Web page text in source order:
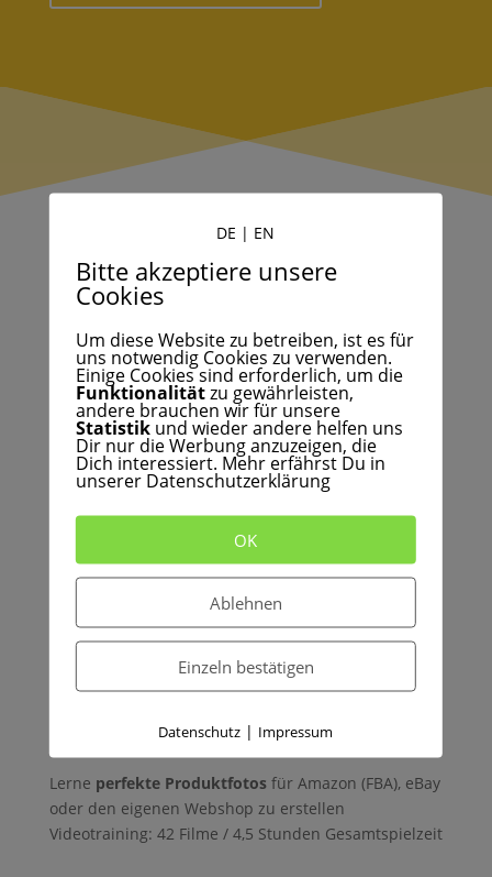
Professionelle
Produktfotografie
Von Low Budget bis Profilösung
Lerne perfekte Produktfotosfür Amazon (FBA), eBay
oder den eigenen Webshop zu erstellen
Videotraining: 42 Filme / 4,5 Stunden Gesamtspielzeit
DE | EN
Bitte akzeptiere unsere
Cookies
Um diese Website zu betreiben, ist es für
uns notwendig Cookies zu verwenden.
Einige Cookies sind erforderlich, um die
Funktionalitätzu gewährleisten,
andere brauchen wir für unsere
Statistikund wieder andere helfen uns
Dir nur die Werbung anzuzeigen, die
Dich interessiert. Mehr erfährst Du in
unserer Datenschutzerklärung
OK
Ablehnen
Einzeln bestätigen
Datenschutz | Impressum